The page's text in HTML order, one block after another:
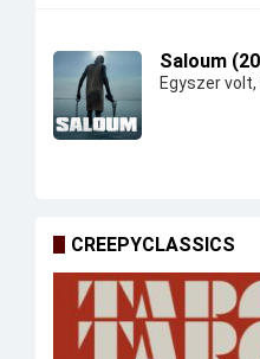
Saloum
Egyszer volt,
CREEPYCLASSICS